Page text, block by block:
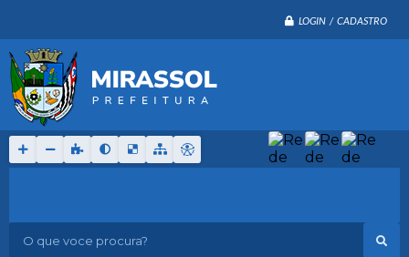
LOGIN / CADASTRO
O que voce procura?